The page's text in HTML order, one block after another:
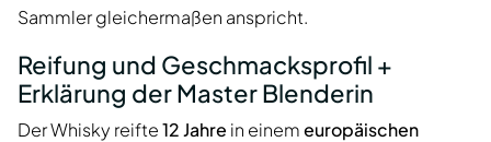
Sammler gleichermaßen anspricht.
Reifung und Geschmacksprofil +
Erklärung der Master Blenderin
Der Whisky reifte12 Jahre in einemeuropäischen